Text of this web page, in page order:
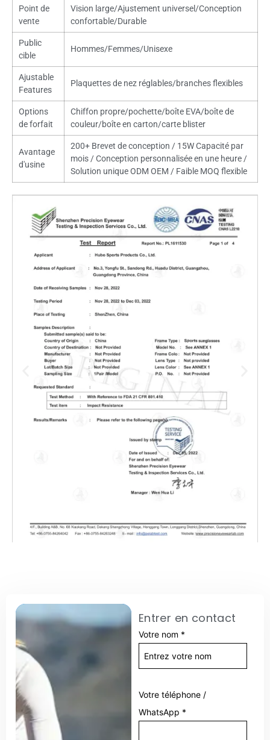
Point de
vente
Vision large/Ajustement universel/Conception
confortable/Durable
Public
cible
Hommes/Femmes/Unisexe
Ajustable
Features
Plaquettes de nez réglables/branches flexibles
Options
de forfait
Chiffon propre/pochette/boîte EVA/boîte de
couleur/boîte en carton/carte blister
Avantage
d'usine
200+ Brevet de conception / 15W Capacité par
mois / Conception personnalisée en une heure /
Solution unique ODM OEM / Faible MOQ flexible
Entrer en contact
Votre nom *
Votre téléphone /
WhatsApp *